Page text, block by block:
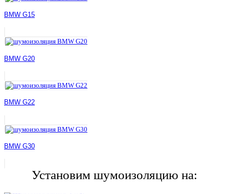
BMW G15
BMW G20
BMW G22
BMW G30
Установим шумоизоляцию на: